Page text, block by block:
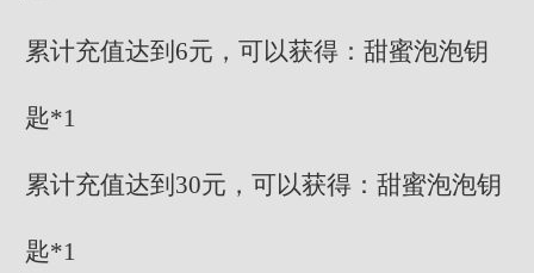
累计充值达到6元，可以获得：甜蜜泡泡钥
匙*1
累计充值达到30元，可以获得：甜蜜泡泡钥
匙*1